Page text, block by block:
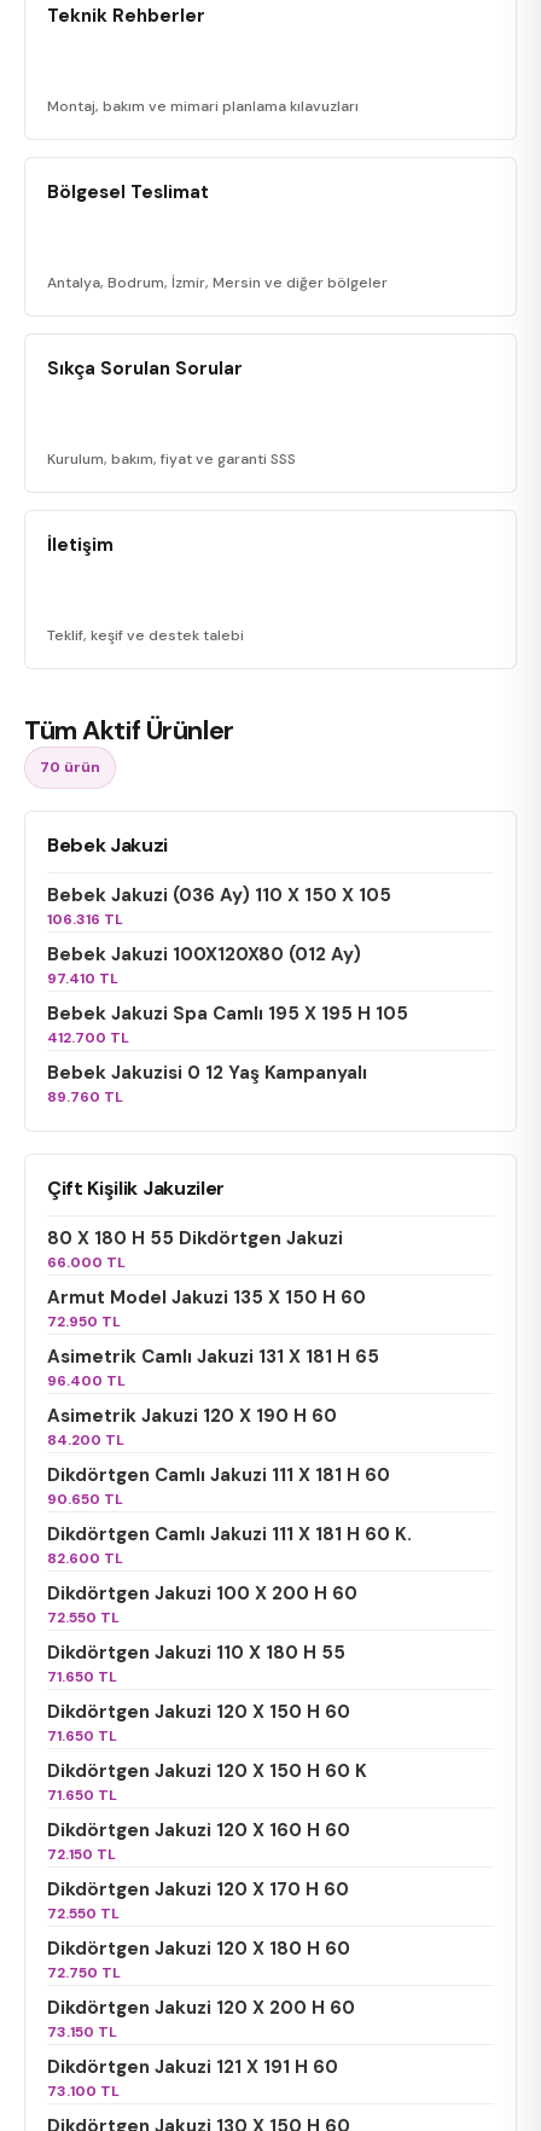
Teknik Rehberler
Montaj, bakım ve mimari planlama kılavuzları
Bölgesel Teslimat
Antalya, Bodrum, İzmir, Mersin ve diğer bölgeler
Sıkça Sorulan Sorular
Kurulum, bakım, fiyat ve garanti SSS
İletişim
Teklif, keşif ve destek talebi
Tüm Aktif Ürünler
70 ürün
Bebek Jakuzi
Bebek Jakuzi (036 Ay) 110 X 150 X 105
106.316 TL
Bebek Jakuzi 100X120X80 (012 Ay)
97.410 TL
Bebek Jakuzi Spa Camlı 195 X 195 H 105
412.700 TL
Bebek Jakuzisi 0 12 Yaş Kampanyalı
89.760 TL
Çift Kişilik Jakuziler
80 X 180 H 55 Dikdörtgen Jakuzi
66.000 TL
Armut Model Jakuzi 135 X 150 H 60
72.950 TL
Asimetrik Camlı Jakuzi 131 X 181 H 65
96.400 TL
Asimetrik Jakuzi 120 X 190 H 60
84.200 TL
Dikdörtgen Camlı Jakuzi 111 X 181 H 60
90.650 TL
Dikdörtgen Camlı Jakuzi 111 X 181 H 60 K.
82.600 TL
Dikdörtgen Jakuzi 100 X 200 H 60
72.550 TL
Dikdörtgen Jakuzi 110 X 180 H 55
71.650 TL
Dikdörtgen Jakuzi 120 X 150 H 60
71.650 TL
Dikdörtgen Jakuzi 120 X 150 H 60 K
71.650 TL
Dikdörtgen Jakuzi 120 X 160 H 60
72.150 TL
Dikdörtgen Jakuzi 120 X 170 H 60
72.550 TL
Dikdörtgen Jakuzi 120 X 180 H 60
72.750 TL
Dikdörtgen Jakuzi 120 X 200 H 60
73.150 TL
Dikdörtgen Jakuzi 121 X 191 H 60
73.100 TL
Dikdörtgen Jakuzi 130 X 150 H 60